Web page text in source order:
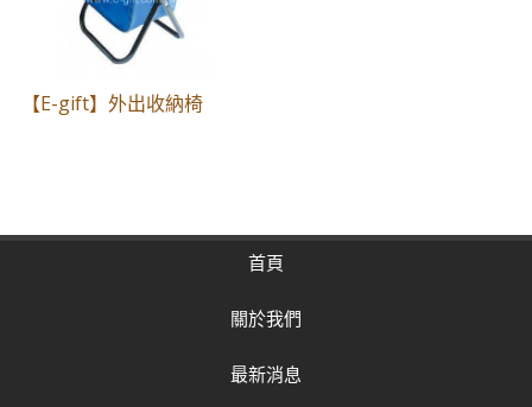
【E-gift】外出收納椅
首頁
關於我們
最新消息